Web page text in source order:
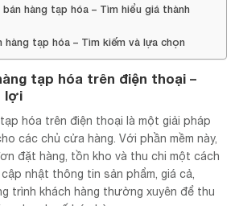
hàng tạp hóa – Tìm hiểu giá thành
hàng tạp hóa – Tìm kiếm và lựa chọn
tạp hóa trên điện thoại –
lợi
tạp hóa trên điện thoại là một giải pháp
các chủ cửa hàng. Với phần mềm này,
đặt hàng, tồn kho và thu chi một cách
nhật thông tin sản phẩm, giá cả,
trình khách hàng thường xuyên để thu